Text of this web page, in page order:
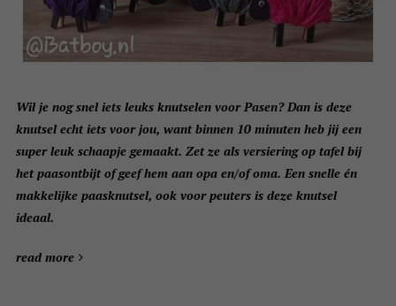
Wil je nog snel iets leuks knutselen voor Pasen? Dan is deze
knutsel echt iets voor jou, want binnen 10 minuten heb jij een
super leuk schaapje gemaakt. Zet ze als versiering op tafel bij
het paasontbijt of geef hem aan opa en/of oma. Een snelle én
makkelijke paasknutsel, ook voor peuters is deze knutsel
ideaal.
read more